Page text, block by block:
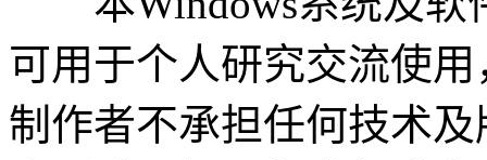
可用于个人研究交流使
制作者不承担任何技术